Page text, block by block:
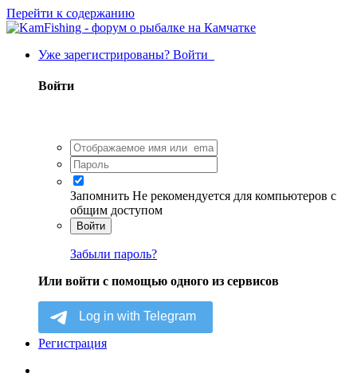
Перейти к содержанию
Уже зарегистрированы? Войти
Войти
Запомнить Не рекомендуется для компьютеров с
общим доступом
Войти
Забыли пароль?
Или войти с помощью одного из сервисов
Регистрация